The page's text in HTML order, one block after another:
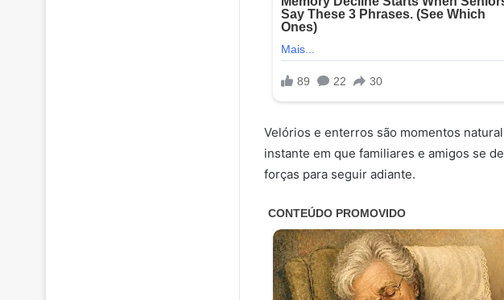
Velórios e enterros são momentos
instante em que familiares e amigos se
forças para seguir adiante.